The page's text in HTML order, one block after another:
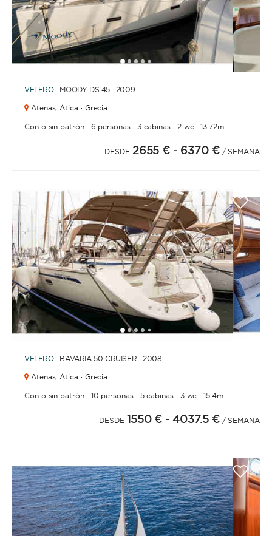
12345 67891011121314151617181920
VELERO · MOODY DS 45 · 2009
Atenas, Ática · Grecia
Con o sin patrón· 6 personas· 3 cabinas · 2 wc·13.72m.
DESDE 2655 € - 6370 € / SEMANA
12345 6789101112131415
VELERO · BAVARIA 50 CRUISER · 2008
Atenas, Ática · Grecia
Con o sin patrón· 10 personas· 5 cabinas· 3 wc ·15.4m.
DESDE 1550 € - 4037.5 € / SEMANA